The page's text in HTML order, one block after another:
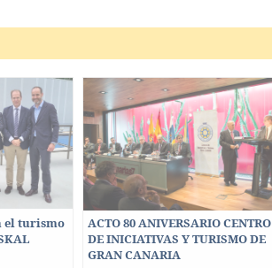
el turismo
ACTO 80 ANIVERSARIO CENTRO
DE INICIATIVAS Y TURISMO DE
GRAN CANARIA